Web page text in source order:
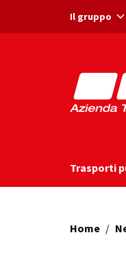
Il gruppo
Trasporti
Home /